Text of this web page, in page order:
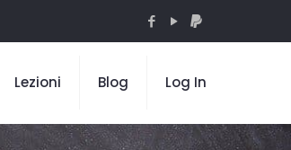
Lezioni Blog Log In